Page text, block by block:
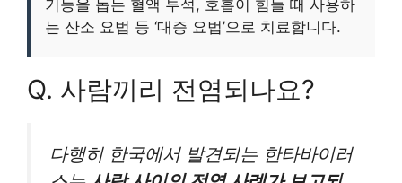
기능을 돕는 혈액 투석, 호흡이 힘들 때 사용하
는 산소 요법 등 ‘대증 요법’으로 치료합니다.
Q. 사람끼리 전염되나요?
다행히 한국에서 발견되는 한타바이러